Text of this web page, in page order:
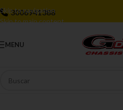
Skip to navigation
Skip to main content
3006941388
MENU